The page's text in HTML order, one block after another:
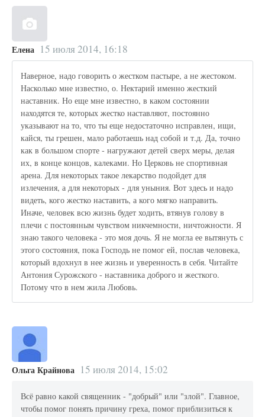
Елена 15 июля 2014, 16:18
Наверное, надо говорить о жестком пастыре, а не жестоком.
Насколько мне известно, о. Нектарий именно жесткий
наставник. Но еще мне известно, в каком состоянии
находятся те, которых жестко наставляют, постоянно
указывают на то, что ты еще недостаточно исправлен, ищи,
кайся, ты грешен, мало работаешь над собой и т.д. Да, точно
как в большом спорте - нагружают детей сверх меры, делая
их, в конце концов, калеками. Но Церковь не спортивная
арена. Для некоторых такое лекарство подойдет для
излечения, а для некоторых - для уныния. Вот здесь и надо
видеть, кого жестко наставить, а кого мягко направить.
Иначе, человек всю жизнь будет ходить, втянув голову в
плечи с постоянным чувством никчемности, ничтожности. Я
знаю такого человека - это моя дочь. Я не могла ее вытянуть с
этого состояния, пока Господь не помог ей, послав человека,
который вдохнул в нее жизнь и уверенность в себя. Читайте
Антония Сурожского - наставника доброго и жесткого.
Потому что в нем жила Любовь.
Ольга Крайнова 15 июля 2014, 15:02
Всё равно какой священник - "добрый" или "злой". Главное,
чтобы помог понять причину греха, помог приблизиться к